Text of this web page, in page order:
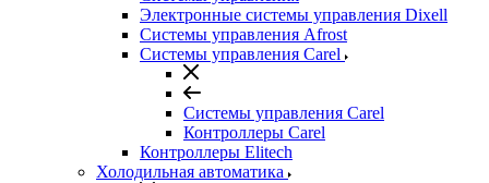
Электронные системы управления Dixell
Системы управления Afrost
Системы управления Carel
Системы управления Carel
Контроллеры Carel
Контроллеры Elitech
Холодильная автоматика